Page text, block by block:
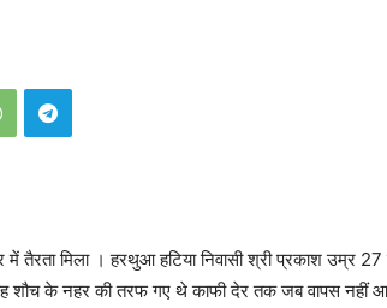
मिला । हरथुआ हटिया निवासी श्री प्रकाश उम्र 27
शौच के नहर की तरफ गए थे काफी देर तक जब वापस नहीं